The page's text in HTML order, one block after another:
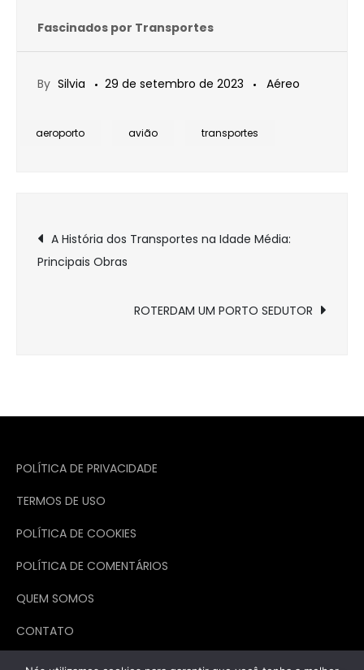
Fascinados por Transportes
By Silvia 29 de setembro de 2023 Aéreo
aeroporto avião transportes
Navegação
de
A História dos Transportes na Idade Média:
Principais Obras
ROTERDAM UM PORTO SEDUTOR
POLÍTICA DE PRIVACIDADE
TERMOS DE USO
POLÍTICA DE COOKIES
POLÍTICA DE COMENTÁRIOS
QUEM SOMOS
CONTATO